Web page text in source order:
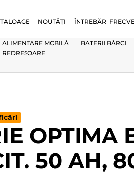
NOUTĂȚI ÎNTREBĂRI
ALIMENTARE MOBILĂ BATERII BĂRCI
REDRESOARE
OPTIMA
50 AH,